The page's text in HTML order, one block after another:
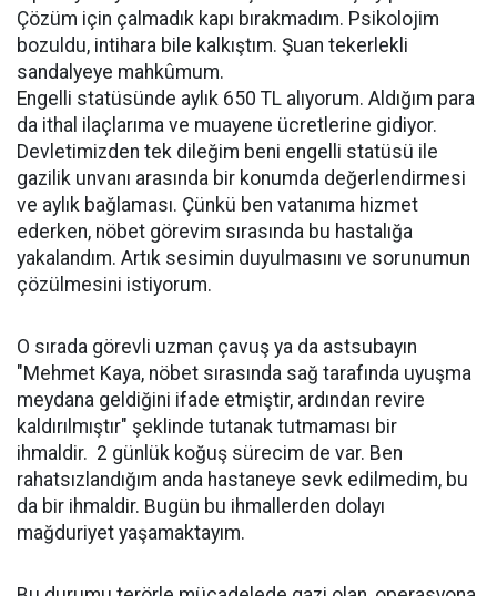
Çözüm için çalmadık kapı bırakmadım. Psikolojim
bozuldu, intihara bile kalkıştım. Şuan tekerlekli
sandalyeye mahkûmum.
Engelli statüsünde aylık 650 TL alıyorum. Aldığım para
da ithal ilaçlarıma ve muayene ücretlerine gidiyor.
Devletimizden tek dileğim beni engelli statüsü ile
gazilik unvanı arasında bir konumda değerlendirmesi
ve aylık bağlaması. Çünkü ben vatanıma hizmet
ederken, nöbet görevim sırasında bu hastalığa
yakalandım. Artık sesimin duyulmasını ve sorunumun
çözülmesini istiyorum.
O sırada görevli uzman çavuş ya da astsubayın
"Mehmet Kaya, nöbet sırasında sağ tarafında uyuşma
meydana geldiğini ifade etmiştir, ardından revire
kaldırılmıştır" şeklinde tutanak tutmaması bir
ihmaldir. 2 günlük koğuş sürecim de var. Ben
rahatsızlandığım anda hastaneye sevk edilmedim, bu
da bir ihmaldir. Bugün bu ihmallerden dolayı
mağduriyet yaşamaktayım.